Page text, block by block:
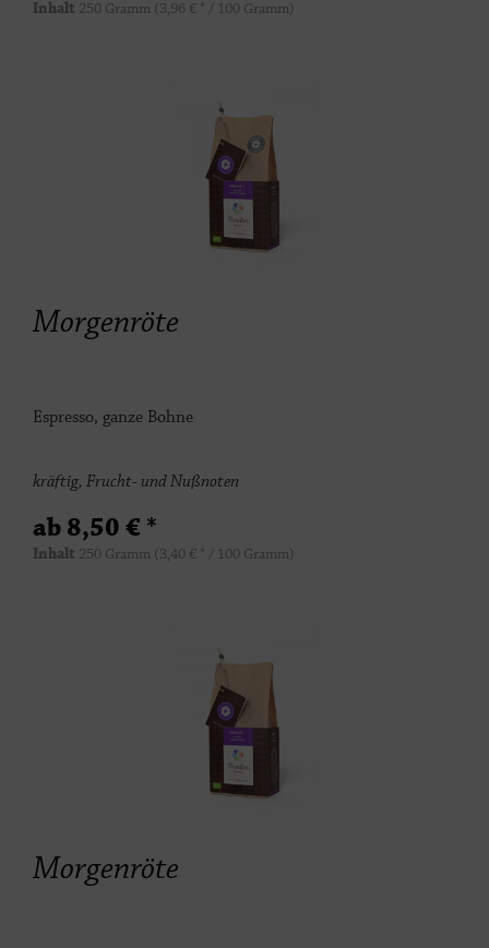
Inhalt 250 Gramm (3,96 € * / 100 Gramm)
Morgenröte
Espresso, ganze Bohne
kräftig, Frucht- und Nußnoten
ab 8,50 € *
Inhalt 250 Gramm (3,40 € * / 100 Gramm)
Morgenröte